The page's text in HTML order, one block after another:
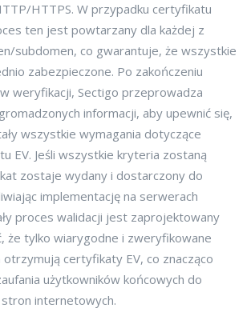
HTTPS. W przypadku certyfikatu
ten jest powtarzany dla każdej z
subdomen, co gwarantuje, że wszystkie
zabezpieczone. Po zakończeniu
weryfikacji, Sectigo przeprowadza
informacji, aby upewnić się,
wszystkie wymagania dotyczące
EV. Jeśli wszystkie kryteria zostaną
zostaje wydany i dostarczony do
implementację na serwerach
proces walidacji jest zaprojektowany
że tylko wiarygodne i zweryfikowane
certyfikaty EV, co znacząco
użytkowników końcowych do
internetowych.